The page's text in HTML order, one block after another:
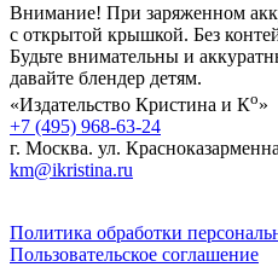
Внимание! При заряженном
с открытой крышкой. Без
Будьте внимательны и
давайте блендер детям.
«Издательство Кристина и Ко»
+7 (495) 968-63-24
г. Москва. ул.
km@ikristina.ru
Политика обработки
Пользовательское соглашение